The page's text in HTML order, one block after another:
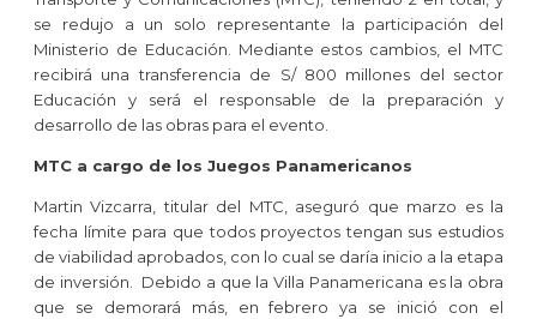
se redujo a un solo representante la participación del
Ministerio de Educación. Mediante estos cambios, el MTC
recibirá una transferencia de S/ 800 millones del sector
Educación y será el responsable de la preparación y
desarrollo de las obras para el evento.
MTC a cargo de los Juegos Panamericanos
Martin Vizcarra, titular del MTC, aseguró que marzo es la
fecha límite para que todos proyectos tengan sus estudios
de viabilidad aprobados, con lo cual se daría inicio a la etapa
de inversión. Debido a que la Villa Panamericana es la obra
que se demorará más, en febrero ya se inició con el